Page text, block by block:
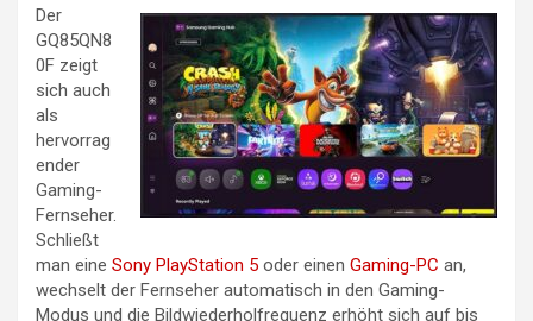
Der
GQ85QN8
0F zeigt
sich auch
als
hervorrag
ender
Gaming-
Fernseher.
Schließt
man eine Sony PlayStation 5 oder einen Gaming-PC an,
wechselt der Fernseher automatisch in den Gaming-
Modus und die Bildwiederholfrequenz erhöht sich auf bis